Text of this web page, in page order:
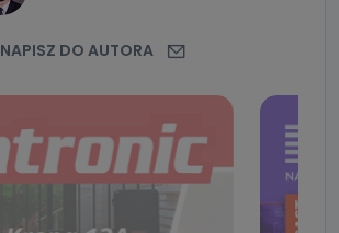
NAPISZ DO AUTORA